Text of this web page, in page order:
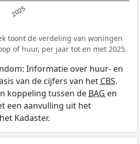
2025
toont de verdeling van woningen
of huur, per jaar tot en met 2025.
Informatie over huur- en
van de cijfers van het CBS.
koppeling tussen de BAG en
een aanvulling uit het
Kadaster.